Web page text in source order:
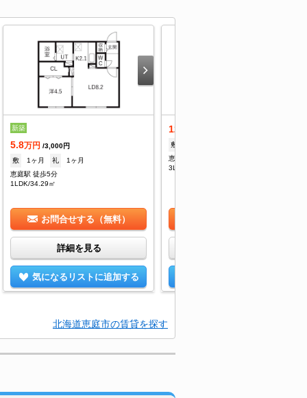
新築
5.8万円 /3,000円
敷
1ヶ月 礼
1ヶ月
恵庭駅 徒歩5分
1LDK/34.29㎡
お問合せする（無料）
詳細を見る
気になるリストに追加する
12
敷
恵庭駅 徒歩2分
3LDK/76.6㎡
北海道恵庭市の賃貸を探す